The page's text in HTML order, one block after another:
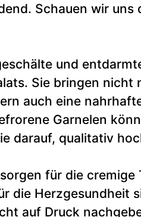
Schauen wir uns
und
Sie bringen nicht
auch eine
Garnelen
darauf, qualitativ
für die cremige
die Herzgesundheit
auf Druck